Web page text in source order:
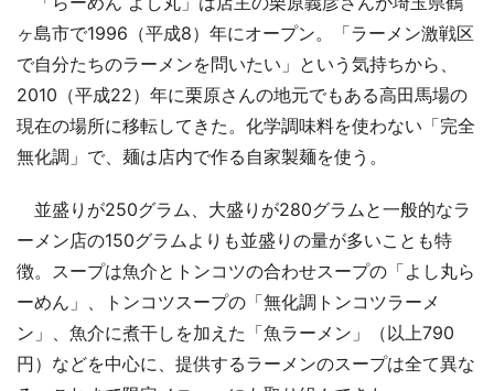
ヶ島市で1996（平成8）年にオープン。「ラーメン激戦区
で自分たちのラーメンを問いたい」という気持ちから、
2010（平成22）年に栗原さんの地元でもある高田馬場の
現在の場所に移転してきた。化学調味料を使わない「完全
無化調」で、麺は店内で作る自家製麺を使う。
並盛りが250グラム、大盛りが280グラムと一般的なラ
ーメン店の150グラムよりも並盛りの量が多いことも特
徴。スープは魚介とトンコツの合わせスープの「よし丸ら
ーめん」、トンコツスープの「無化調トンコツラーメ
ン」、魚介に煮干しを加えた「魚ラーメン」（以上790
円）などを中心に、提供するラーメンのスープは全て異な